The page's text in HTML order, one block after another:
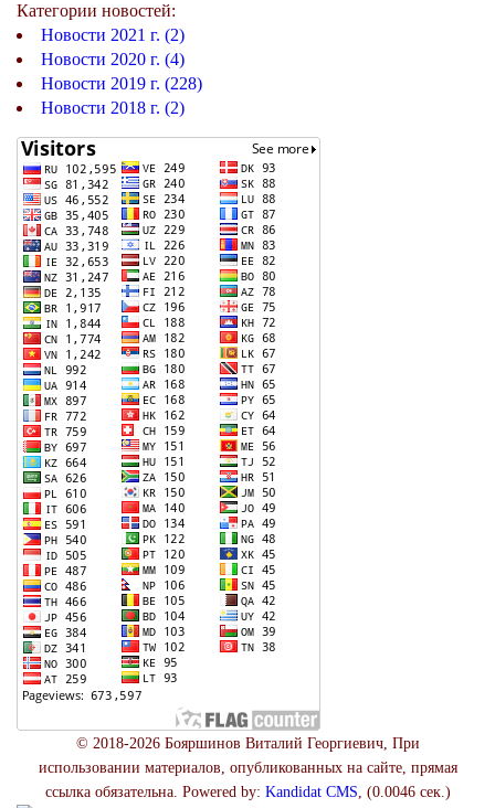
Категории новостей:
Новости 2021 г. (2)
Новости 2020 г. (4)
Новости 2019 г. (228)
Новости 2018 г. (2)
© 2018-2026 Бояршинов Виталий Георгиевич, При
использовании материалов, опубликованных на сайте, прямая
ссылка обязательна. Powered by: Kandidat CMS, (0.0046 сек.)